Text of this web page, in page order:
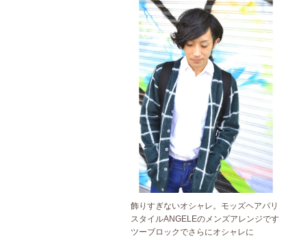
飾りすぎないオシャレ。モッズヘアパリ
スタイルANGELEのメンズアレンジです
ツーブロックでさらにオシャレに